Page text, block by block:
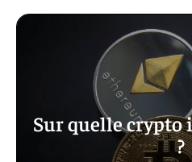
Sur quelle crypto
?